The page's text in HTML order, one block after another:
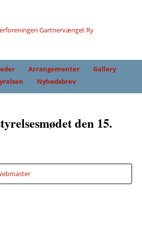
Arrangementer
Gallery
Nyhedsbrev
den 15.